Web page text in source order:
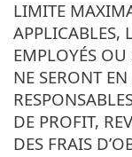
LIMITE
APPLICABLES,
EMPLOYÉS OU
NE SERONT
DE PROFIT,
DES FRAIS